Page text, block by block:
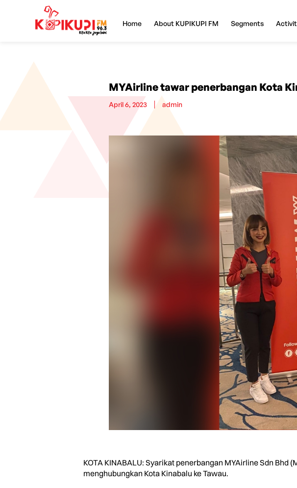
Home About KUPIKUPI FM Segments
MYAirline tawar penerbangan Kota
April 6, 2023 admin
KOTA KINABALU: Syarikat penerbangan MYAirline Sdn
menghubungkan Kota Kinabalu ke Tawau.